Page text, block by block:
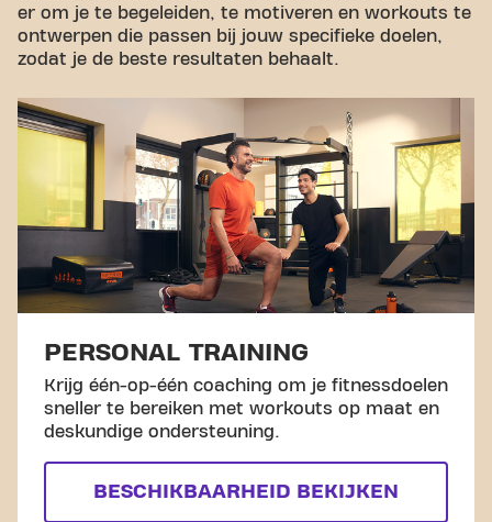
er om je te begeleiden, te motiveren en workouts te
ontwerpen die passen bij jouw specifieke doelen,
zodat je de beste resultaten behaalt.
PERSONAL TRAINING
Krijg één-op-één coaching om je fitnessdoelen
sneller te bereiken met workouts op maat en
deskundige ondersteuning.
BESCHIKBAARHEID BEKIJKEN